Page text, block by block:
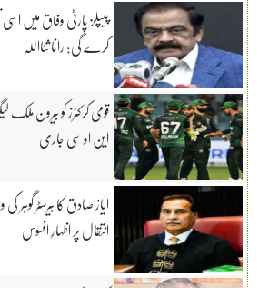
پیپلز پارٹی وفاق میں اسی
کرے گی: رانا ثنااللہ
قومی کرکٹرز کو بیرون ملک
این او سی جاری
ایاز صادق کا بیرسٹر گوہر
انتقال پر اظہارِ افسوس